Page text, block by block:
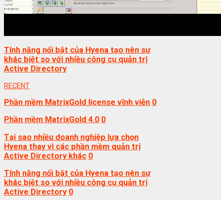
Tính năng nổi bật của Hyena tạo nên sự
khác biệt so với nhiều công cụ quản trị
Active Directory
RECENT
Phần mềm MatrixGold license vĩnh viễn 0
Phần mềm MatrixGold 4.0 0
Tại sao nhiều doanh nghiệp lựa chọn
Hyena thay vì các phần mềm quản trị
Active Directory khác 0
Tính năng nổi bật của Hyena tạo nên sự
khác biệt so với nhiều công cụ quản trị
Active Directory 0